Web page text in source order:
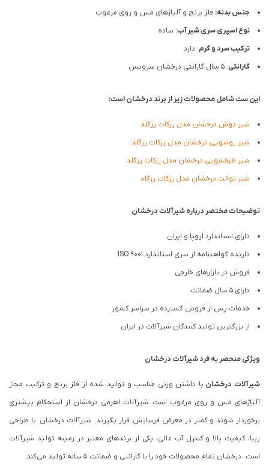
جنس بدنه: فلز برنج و آلیاژهای مس و روی مرغوب
نوع اسپری سری شیر آب: ساده
ترکیب سرد و گرم: دارد
گارانتی: 5 سال گارانتی درخشان سرویس
این ست شامل محصولات زیر از برند درخشان است:
شیر دوش درخشان مدل رزکات رزگلد
شیر روشویی درخشان مدل رزکات رزگلد
شیر ظرفشویی درخشان مدل رزکات رزگلد
شیر توالت درخشان مدل رزکات رزگلد
توضیحات مختصر درباره شیرآلات درخشان
دارای استاندارد اروپا و ایران
دارنده گواهینامه از سری استاندارد ISO 9001
فروش در بازارهای خارجی
دارای 5 سال ضمانت
خدمات پس از فروش گسترده در سراسر کشور
از بزرگترین تولید کنندگان شیرآلات در ایران
ویژگی منحصر به فرد شیرآلات درخشان
شیرآلات درخشان با داشتن وزنی مناسب و تولید شده از فلز برنج و ترکیب مجاز
آلیاژهای مس و روی مرغوب است. شیرآلات اهرمی درخشان از استحکام بیشتری
برخوردار شوند و کمتر در معرض فرسایش قرار بگیرند. شیرآلات درخشان با طراحی
زیبا، کیفیت بالا و کنترل آب عالی، یکی از برندهای معتبر در زمینه تولید شیرآلات
است. درخشان تمام محصولات خود را با گارانتی و ضمانت 5 ساله تولید می کند.